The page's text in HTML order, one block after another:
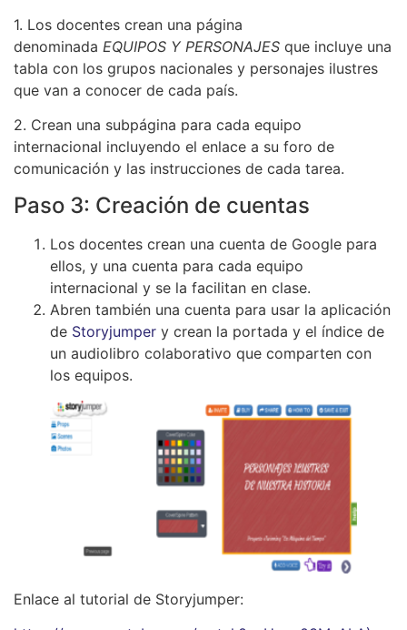
1. Los docentes crean una página
denominada EQUIPOS Y PERSONAJES que incluye una
tabla con los grupos nacionales y personajes ilustres
que van a conocer de cada país.
2. Crean una subpágina para cada equipo
internacional incluyendo el enlace a su foro de
comunicación y las instrucciones de cada tarea.
Paso 3: Creación de cuentas
Los docentes crean una cuenta de Google para
ellos, y una cuenta para cada equipo
internacional y se la facilitan en clase.
Abren también una cuenta para usar la aplicación
de Storyjumper y crean la portada y el índice de
un audiolibro colaborativo que comparten con
los equipos.
Enlace al tutorial de Storyjumper: